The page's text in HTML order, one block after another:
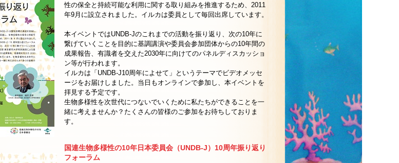
性の保全と持続可能な利用に関する取り組みを推進するため、2011
年9月に設立されました。イルカは委員として毎回出席しています。
本イベントではUNDB-Jのこれまでの活動を振り返り、次の10年に
繋げていくことを目的に基調講演や委員会参加団体からの10年間の
成果報告、有識者を交えた2030年に向けてのパネルディスカッショ
ン等が行われます。
イルカは「UNDB-J10周年によせて」というテーマでビデオメッセ
ージをお届けしました。当日もオンラインで参加し、本イベントを
拝見する予定です。
生物多様性を次世代につないでいくために私たちができることを一
緒に考えませんか？たくさんの皆様のご参加をお待ちしておりま
す。
国連生物多様性の10年日本委員会（UNDB-J）10周年振り返り
フォーラム